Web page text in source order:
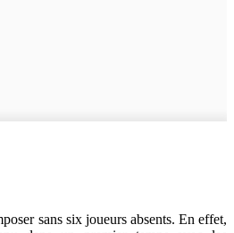
sans six joueurs absents. En effet,